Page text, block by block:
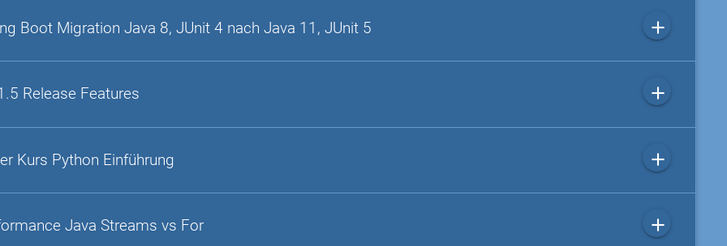
Boot Migration Java 8, JUnit 4 nach Java 11, JUnit 5 add
Release Features add
Kurs Python Einführung add
Java Streams vs For add